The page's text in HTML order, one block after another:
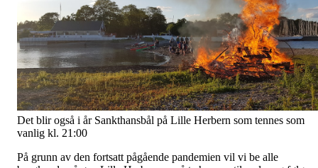
Det blir også i år Sankthansbål på Lille Herbern som tennes som
vanlig kl. 21:00
På grunn av den fortsatt pågående pandemien vil vi be alle